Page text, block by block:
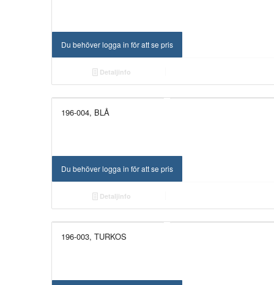
Du behöver logga in för att se pris
Detaljinfo
196-004, BLÅ
Du behöver logga in för att se pris
Detaljinfo
196-003, TURKOS